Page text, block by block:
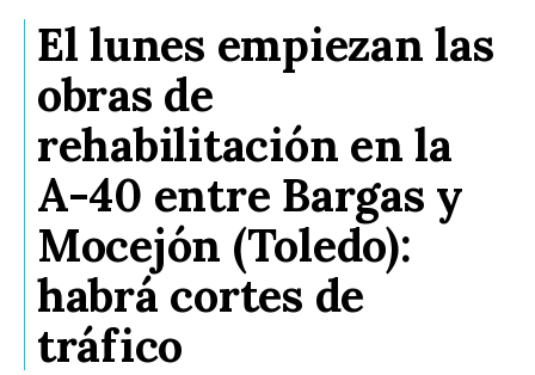
El lunes empiezan las
obras de
rehabilitación en la
A-40 entre Bargas y
Mocejón (Toledo):
habrá cortes de
tráfico